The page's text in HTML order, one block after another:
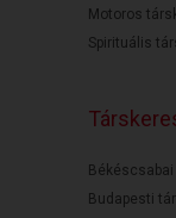
Motoros
Spirituális
Budapesti